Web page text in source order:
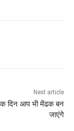
Next article
दिन आप भी मेंढक बन
जाएंगे